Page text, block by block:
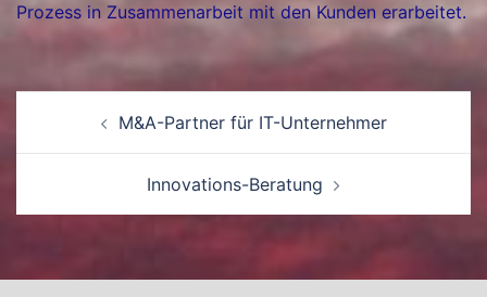
Prozess in Zusammenarbeit mit den Kunden erarbeitet.
NavigationM&A-Partner für IT-Unternehmer
Innovations-Beratung